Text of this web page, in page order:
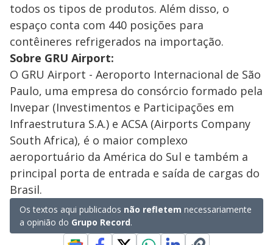
todos os tipos de produtos. Além disso, o
espaço conta com 440 posições para
contêineres refrigerados na importação.
Sobre GRU Airport:
O GRU Airport - Aeroporto Internacional de São
Paulo, uma empresa do consórcio formado pela
Invepar (Investimentos e Participações em
Infraestrutura S.A.) e ACSA (Airports Company
South Africa), é o maior complexo
aeroportuário da América do Sul e também a
principal porta de entrada e saída de cargas do
Brasil.
Os textos aqui publicados não refletem necessariamente
a opinião do Grupo Record.